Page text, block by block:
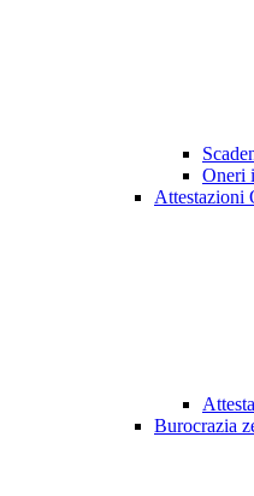
Oneri
Attestazioni
Burocrazia